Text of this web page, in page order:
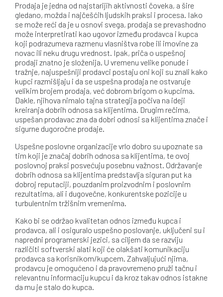
Prodaja je jedna od najstarijih aktivnosti čoveka, a šire
gledano, možda i najčešćih ljudskih praksi i procesa. Iako
se može reći da je u osnovi svega, prodaja se prevashodno
može interpretirati kao ugovor između prodavca i kupca
koji podrazumeva razmenu vlasništva robe ili imovine za
novac ili neku drugu vrednost. Ipak, priča o uspešnoj
prodaji znatno je složenija. U vremenu velike ponude i
tražnje, najuspešniji prodavci postaju oni koji su znali kako
kupci razmišljaju i da se uspešna prodaja ne ostvaruje
velikim brojem prodaja, već dobrom brigom o kupcima.
Dakle, njihova nimalo tajna strategija počiva na ideji
kreiranja dobrih odnosa sa klijentima. Drugim rečima,
uspešan prodavac zna da dobri odnosi sa klijentima znače i
sigurne dugoročne prodaje.
Uspešne poslovne organizacije vrlo dobro su upoznate sa
tim koji je značaj dobrih odnosa sa klijentima, te ovoj
poslovnoj praksi posvećuju posebnu važnost. Održavanje
dobrih odnosa sa klijentima predstavlja siguran put ka
dobroj reputaciji, pouzdanim proizvodnim i poslovnim
rezultatima, ali i dugovečne, konkurentske pozicije u
turbulentnim tržišnim vremenima.
Kako bi se održao kvalitetan odnos između kupca i
prodavca, ali i osiguralo uspešno poslovanje, uključeni su i
napredni programerski jezici, sa ciljem da se razviju
različiti softverski alati koji će olakšati komunikaciju
prodavca sa korisnikom/kupcem. Zahvaljujući njima,
prodavcu je omogućeno i da pravovremeno pruži tačnu i
relevantnu informaciju kupcu i da kroz takav odnos istakne
da mu je stalo do kupca.